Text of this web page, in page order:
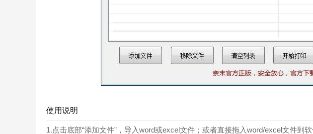
使用说明
1.点击底部“添加文件”，导入word或excel文件；或者直接拖入word/excel文件到